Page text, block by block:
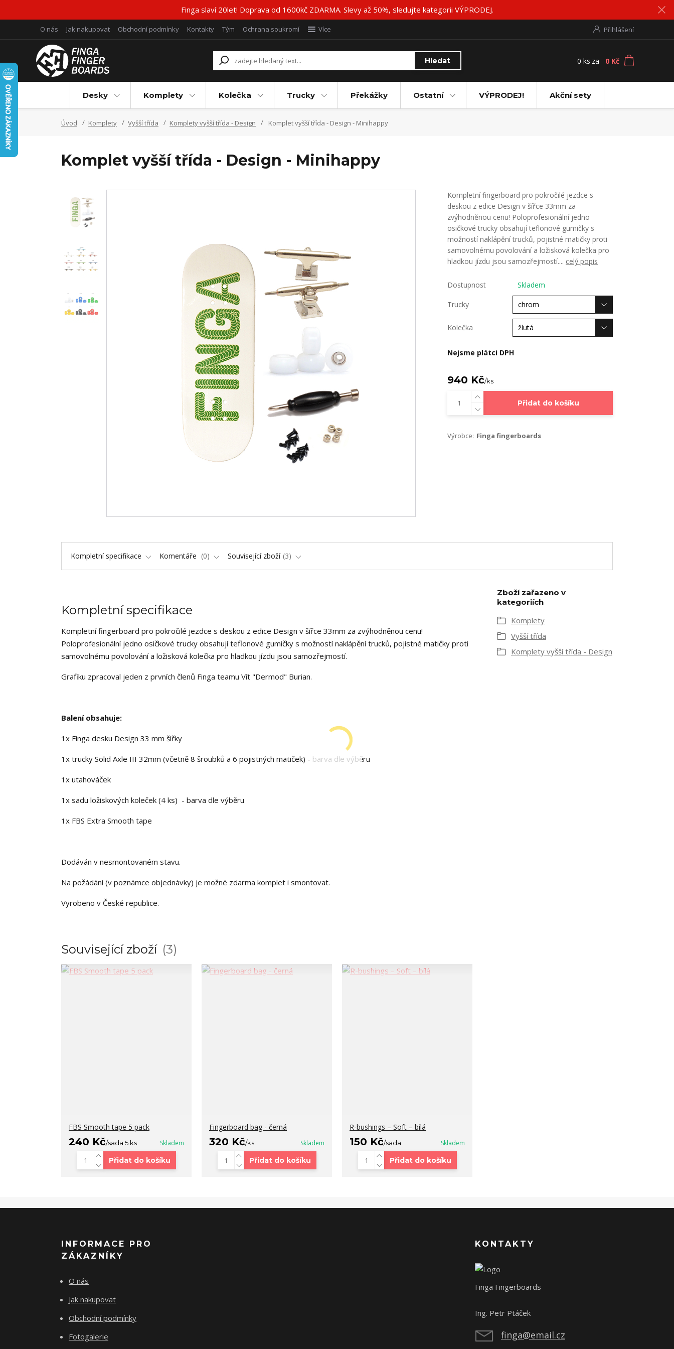
Finga slaví 20let! Doprava od 1600kč ZDARMA. Slevy až 50%, sledujte kategorii VÝPRODEJ.
O nás Jak nakupovat Obchodní podmínky Kontakty Tým Ochrana soukromí Více Přihlášení
Hledat 0 ks za 0 Kč
Desky Komplety Kolečka Trucky Překážky Ostatní VÝPRODEJ! Akční sety
Úvod Komplety Vyšší třída Komplety vyšší třída - Design Komplet vyšší třída - Design - Minihappy
Komplet vyšší třída - Design - Minihappy
Kompletní fingerboard pro pokročilé jezdce s
deskou z edice Design v šířce 33mm za
zvýhodněnou cenu! Poloprofesionální jedno
osičkové trucky obsahují teflonové gumičky s
možností naklápění trucků, pojistné matičky proti
samovolnému povolování a ložisková kolečka pro
hladkou jízdu jsou samozřejmostí.... celý popis
Dostupnost Skladem
Trucky
Kolečka
Nejsme plátci DPH
940 Kč/ks
Přidat do košíku
Výrobce: Finga fingerboards
Kompletní specifikace Komentáře 0 Související zboží 3
Kompletní specifikace
Kompletní fingerboard pro pokročilé jezdce s deskou z edice Design v šířce 33mm za zvýhodněnou cenu!
Poloprofesionální jedno osičkové trucky obsahují teflonové gumičky s možností naklápění trucků, pojistné matičky proti
samovolnému povolování a ložisková kolečka pro hladkou jízdu jsou samozřejmostí.
Grafiku zpracoval jeden z prvních členů Finga teamu Vít "Dermod" Burian.
Balení obsahuje:
1x Finga desku Design 33 mm šířky
1x trucky Solid Axle III 32mm (včetně 8 šroubků a 6 pojistných matiček) - barva dle výběru
1x utahováček
1x sadu ložiskových koleček (4 ks) - barva dle výběru
1x FBS Extra Smooth tape
Dodáván v nesmontovaném stavu.
Na požádání (v poznámce objednávky) je možné zdarma komplet i smontovat.
Vyrobeno v České republice.
Zboží zařazeno v
kategoriích
Komplety
Vyšší třída
Komplety vyšší třída - Design
Související zboží 3
FBS Smooth tape 5 pack
240 Kč/sada 5 ks Skladem
Přidat do košíku
Fingerboard bag - černá
320 Kč/ks Skladem
Přidat do košíku
R-bushings – Soft – bílá
150 Kč/sada Skladem
Přidat do košíku
INFORMACE PRO
ZÁKAZNÍKY
O nás
Jak nakupovat
Obchodní podmínky
Fotogalerie
KONTAKTY
Finga Fingerboards
Ing. Petr Ptáček
finga@email.cz